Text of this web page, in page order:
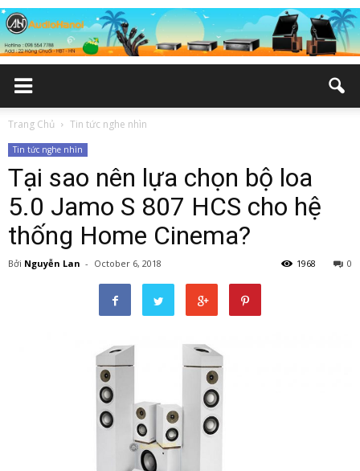
Trang Chủ Tin tức nghe nhìn
Tin tức nghe nhìn
Tại sao nên lựa chọn bộ loa
5.0 Jamo S 807 HCS cho hệ
thống Home Cinema?
Bởi Nguyễn Lan - October 6, 2018 0
1968